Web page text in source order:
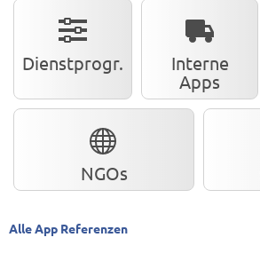
Dienstprogr.
Interne
Apps
NGOs
Alle App Referenzen